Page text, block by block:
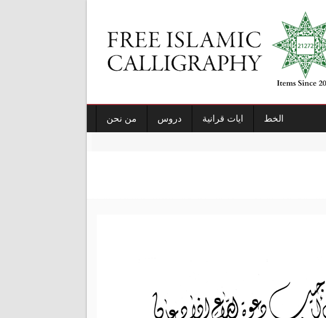
الخط ايات قرانية دروس من نحن